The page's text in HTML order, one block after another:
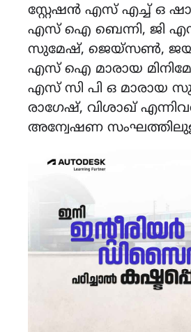
സ്റ്റേഷൻ എസ് എച്ച് ഒ
എസ് ഐ ബെന്നി, ജി
സുമേഷ്, ജെയ്സൺ,
എസ് ഐ മാരായ
എസ് സി പി ഒ മാരായ
രാഗേഷ്, വിശാഖ്
അന്വേഷണ